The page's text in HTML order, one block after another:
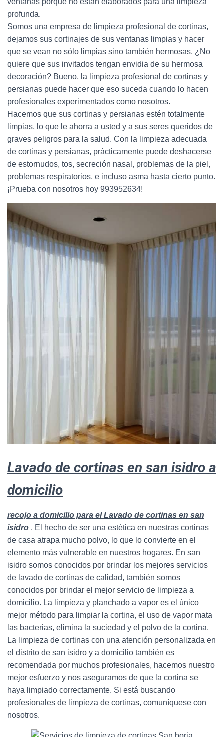
profunda.
Somos una empresa de limpieza profesional de cortinas,
dejamos sus cortinajes de sus ventanas limpias y hacer
que se vean no sólo limpias sino también hermosas. ¿No
quiere que sus invitados tengan envidia de su hermosa
decoración? Bueno, la limpieza profesional de cortinas y
persianas puede hacer que eso suceda cuando lo hacen
profesionales experimentados como nosotros.
Hacemos que sus cortinas y persianas estén totalmente
limpias, lo que le ahorra a usted y a sus seres queridos de
graves peligros para la salud. Con la limpieza adecuada
de cortinas y persianas, prácticamente puede deshacerse
de estornudos, tos, secreción nasal, problemas de la piel,
problemas respiratorios, e incluso asma hasta cierto punto.
¡Prueba con nosotros hoy 993952634!
Lavado de cortinas en san isidro a
domicilio
recojo a domicilio para el Lavado de cortinas en san
isidro . El hecho de ser una estética en nuestras cortinas
de casa atrapa mucho polvo, lo que lo convierte en el
elemento más vulnerable en nuestros hogares. En san
isidro somos conocidos por brindar los mejores servicios
de lavado de cortinas de calidad, también somos
conocidos por brindar el mejor servicio de limpieza a
domicilio. La limpieza y planchado a vapor es el único
mejor método para limpiar la cortina, el uso de vapor mata
las bacterias, elimina la suciedad y el polvo de la cortina.
La limpieza de cortinas con una atención personalizada en
el distrito de san isidro y a domicilio también es
recomendada por muchos profesionales, hacemos nuestro
mejor esfuerzo y nos aseguramos de que la cortina se
haya limpiado correctamente. Si está buscando
profesionales de limpieza de cortinas, comuníquese con
nosotros.